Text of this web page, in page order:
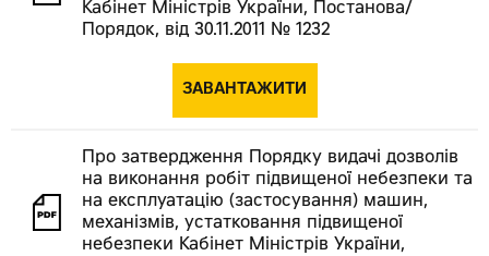
Кабінет Міністрів України, Постанова/
Порядок, від 30.11.2011 № 1232
ЗАВАНТАЖИТИ
Про затвердження Порядку видачі дозволів
на виконання робіт підвищеної небезпеки та
на експлуатацію (застосування) машин,
механізмів, устатковання підвищеної
небезпеки Кабінет Міністрів України,